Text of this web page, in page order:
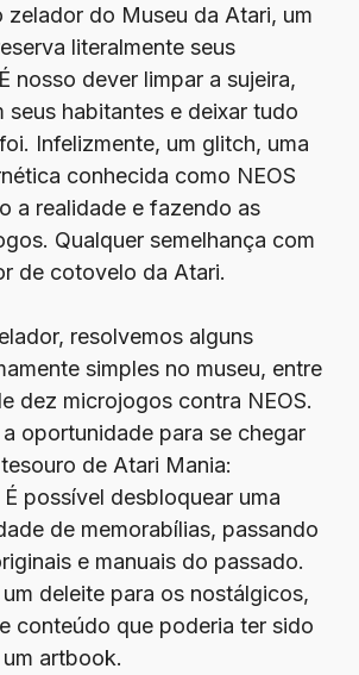
zelador do Museu da Atari, um
literalmente seus
nosso dever limpar a sujeira,
seus habitantes e deixar tudo
Infelizmente, um glitch, uma
conhecida como NEOS
a realidade e fazendo as
Qualquer semelhança com
de cotovelo da Atari.
resolvemos alguns
simples no museu, entre
dez microjogos contra NEOS.
a oportunidade para se chegar
de Atari Mania:
possível desbloquear uma
de memorabílias, passando
e manuais do passado.
deleite para os nostálgicos,
conteúdo que poderia ter sido
artbook.